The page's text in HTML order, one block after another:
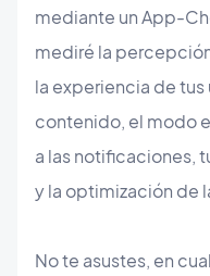
mediante un App-
mediré la
la experiencia de tus
contenido, el modo
a las notificaciones,
y la optimización de
No te asustes, en